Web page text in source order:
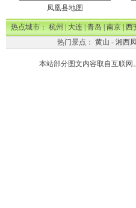
凤凰县地图
热点城市：杭州|大连|青岛|南京|西
热门景点： 黄山 - 湘西
本站部分图文内容取自互联